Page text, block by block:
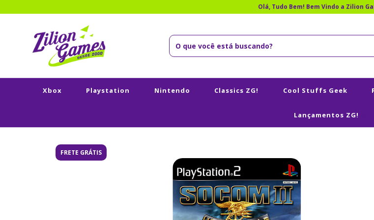
Olá, Tudo Bem! Bem Vindo a Zilion
Xbox Playstation Nintendo Classics ZG! Cool Stuffs Geek
Lançamentos ZG!
FRETE GRÁTIS